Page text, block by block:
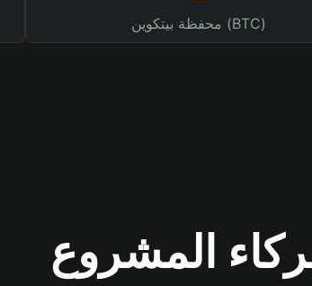
محفظة بيتكوين (BTC)
المشروع